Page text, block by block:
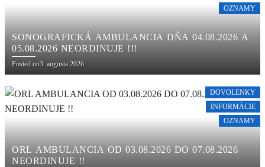
OZNAMY
SONOGRAFICKÁ AMBULANCIA DŇA 04.08.2026 A
05.08.2026 NEORDINUJE !!!
Posted on3. augusta 2026
DOVOLENKY
INFORMÁCIE
OZNAMY
ORL AMBULANCIA OD 03.08.2026 DO 07.08.2026
NEORDINUJE !!